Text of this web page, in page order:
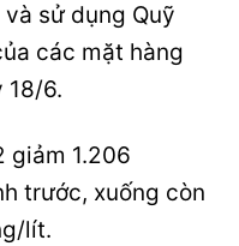
sử dụng Quỹ
các mặt hàng
18/6.
giảm 1.206
trước, xuống còn
lít.